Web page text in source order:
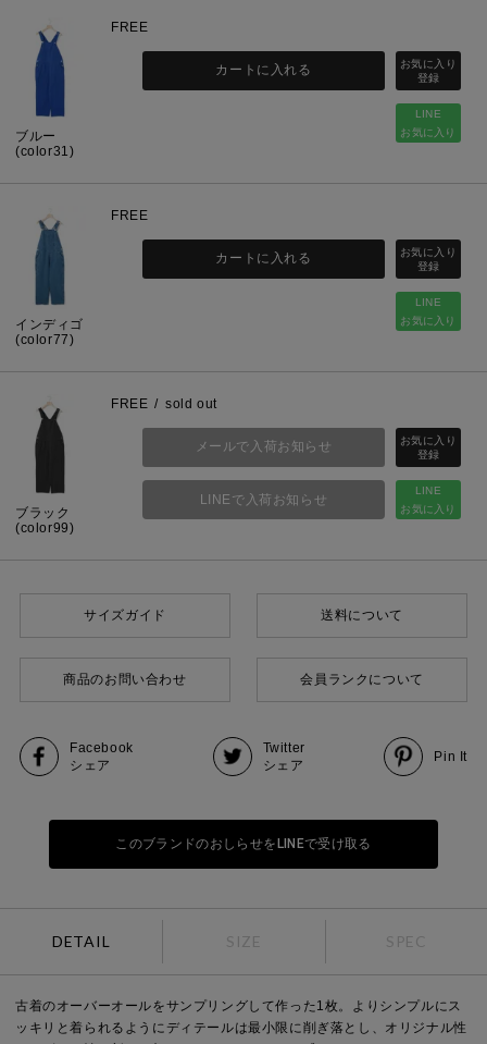
ブルー
(color31)
FREE
LINE
お気に入り
カートに入れる
インディゴ
(color77)
FREE
LINE
お気に入り
カートに入れる
ブラック
(color99)
FREE sold out
LINE
お気に入り
メールで入荷お知らせ
LINEで入荷お知らせ
サイズガイド 送料について
商品のお問い合わせ 会員ランクについて
Facebook
シェア
Twitter
シェア
Pin It
このブランドのおしらせをLINEで受け取る
DETAIL SIZE SPEC
古着のオーバーオールをサンプリングして作った1枚。よりシンプルにス
ッキリと着られるようにディテールは最小限に削ぎ落とし、オリジナル性